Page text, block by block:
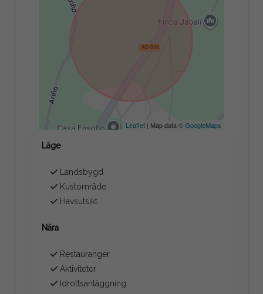
Leaflet| Map data ©GoogleMaps
Läge
Landsbygd
Kustområde
Havsutsikt
Nära
Restauranger
Aktiviteter
Idrottsanläggning